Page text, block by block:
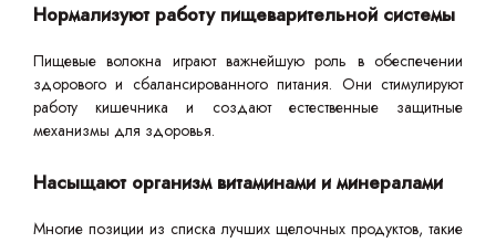
Нормализуют работу пищеварительной системы
Пищевые волокна играют важнейшую роль в обеспечении
здорового и сбалансированного питания. Они стимулируют
работу кишечника и создают естественные защитные
механизмы для здоровья.
Насыщают организм витаминами и минералами
Многие позиции из списка лучших щелочных продуктов, такие